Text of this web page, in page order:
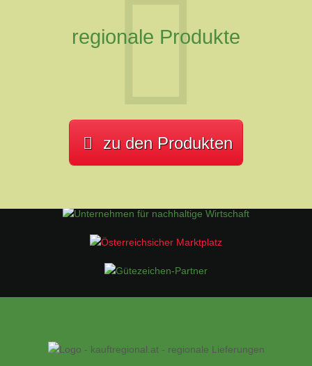
regionale Produkte
zu den Produkten